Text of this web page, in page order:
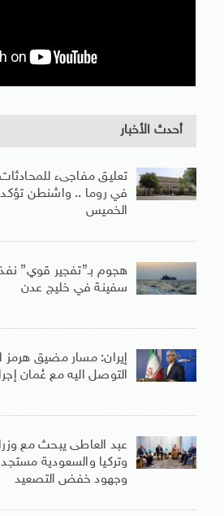
أحدث الأخبار
تعليق مفاجىء للمحادثات
في روما .. واشنطن
الخميس
هجوم بـ”تفجير قوي”
سفينة في خليج عدن
إيران: مسار مضيق هرمز
التوصل اليه مع عُمان
عبد العاطى يبحث مع
وتركيا والسعودية
وجهود خفض التصعيد